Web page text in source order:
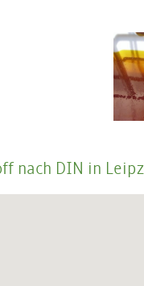
nach DIN in